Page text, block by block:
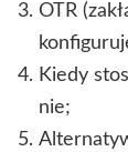
OTR
Kiedy
nie;